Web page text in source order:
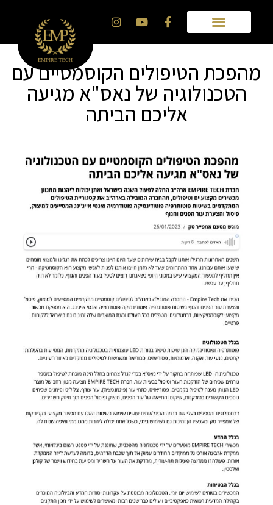
מהפכת הטיפולים הקוסמטיים עם
הטכנולוגיה של נאס"א מגיעה
אליכם הביתה